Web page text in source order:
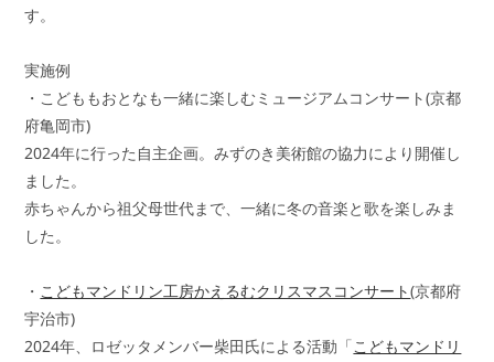
す。
実施例
・こどももおとなも一緒に楽しむミュージアムコンサート(京都
府亀岡市)
2024年に行った自主企画。みずのき美術館の協力により開催し
ました。
赤ちゃんから祖父母世代まで、一緒に冬の音楽と歌を楽しみま
した。
・ こどもマンドリン工房かえるむクリスマスコンサート(京都府
宇治市)
2024年、ロゼッタメンバー柴田氏による活動「こどもマンドリ